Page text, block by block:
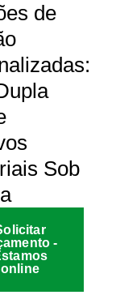
de
Sob
-
online